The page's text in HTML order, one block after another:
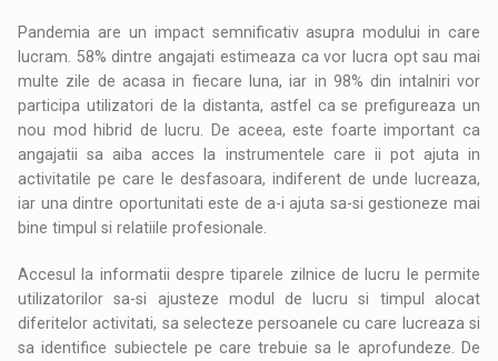
Pandemia are un impact semnificativ asupra modului in care
lucram. 58% dintre angajati estimeaza ca vor lucra opt sau mai
multe zile de acasa in fiecare luna, iar in 98% din intalniri vor
participa utilizatori de la distanta, astfel ca se prefigureaza un
nou mod hibrid de lucru. De aceea, este foarte important ca
angajatii sa aiba acces la instrumentele care ii pot ajuta in
activitatile pe care le desfasoara, indiferent de unde lucreaza,
iar una dintre oportunitati este de a-i ajuta sa-si gestioneze mai
bine timpul si relatiile profesionale.
Accesul la informatii despre tiparele zilnice de lucru le permite
utilizatorilor sa-si ajusteze modul de lucru si timpul alocat
diferitelor activitati, sa selecteze persoanele cu care lucreaza si
sa identifice subiectele pe care trebuie sa le aprofundeze. De